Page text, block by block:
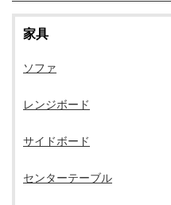
家具
ソファ
レンジボード
サイドボード
センターテーブル